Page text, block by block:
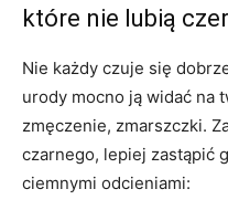
które nie lubią
Nie każdy czuje się
urody mocno ją widać na
zmęczenie, zmarszczki.
czarnego, lepiej zastąpić
ciemnymi odcieniami: